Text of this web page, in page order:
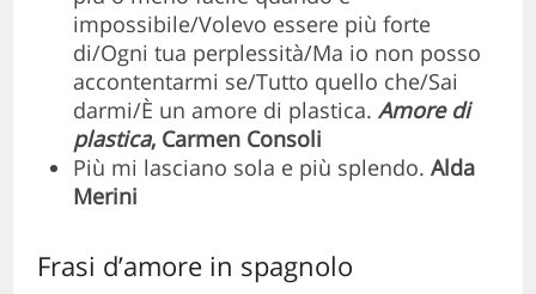
impossibile/Volevo essere più forte
di/Ogni tua perplessità/Ma io non posso
accontentarmi se/Tutto quello che/Sai
darmi/È un amore di plastica.Amore di
plastica, Carmen Consoli
Più mi lasciano sola e più splendo.Alda
Merini
Frasi d’amore in spagnolo